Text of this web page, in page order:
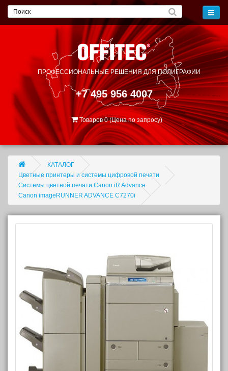
ПРОФЕССИОНАЛЬНЫЕ РЕШЕНИЯДЛЯ ПОЛИГРАФИИ
+7 495 956 4007
Товаров 0 (Цена по запросу)
КАТАЛОГ
Цветные принтеры и системы цифровой печати
Системы цветной печати Canon iR Advance
Canon imageRUNNER ADVANCE C7270i